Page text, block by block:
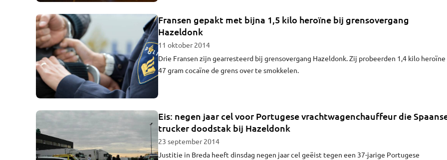
Fransen gepakt met bijna 1,5 kilo heroïne bij grensovergang
Hazeldonk
11 oktober 2014
Drie Fransen zijn gearresteerd bij grensovergang Hazeldonk. Zij probeerden 1,4 kilo heroïne
47 gram cocaïne de grens over te smokkelen.
Eis: negen jaar cel voor Portugese vrachtwagenchauffeur die
trucker doodstak bij Hazeldonk
23 september 2014
Justitie in Breda heeft dinsdag negen jaar cel geëist tegen een 37-jarige Portugese